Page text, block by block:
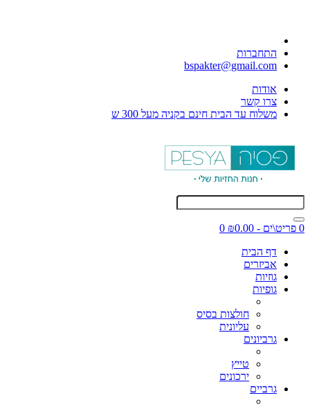
התחברות
bspakter@gmail.com
אודות
צרו קשר
משלוח עד הבית חינם בקניה מעל 300 ש
0 פריט\ים - ₪0.00
0
דף הבית
אביזרים
גוזיות
גופיות
חולצות בסיס
עליונית
גרביונים
טייץ
ירכונים
גרביים